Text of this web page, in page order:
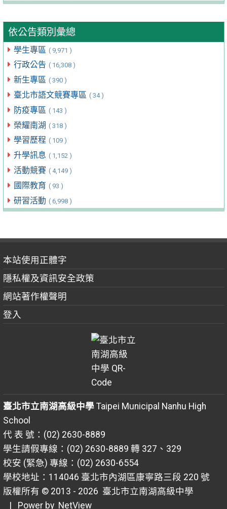
依公告類別彙總
學生專區 ( 9,971 )
行政公告 ( 16,308 )
新生專區 ( 390 )
臺北市語文競賽專區 ( 34 )
防疫專區 ( 143 )
榮耀南湖 ( 318 )
學習歷程 ( 109 )
升學訊息 ( 1,152 )
活動競賽 ( 4,149 )
國際教育 ( 93 )
研習活動 ( 6,998 )
本站使用正體字
隱私權及資訊安全政策
網站著作權聲明
登入
臺北市立南湖高級中學Taipei Municipal Nanhu High
School
代 表 號：(02) 2630-8889
學生請假專線：(02) 2630-8889 轉 327、329
校安 (緊急) 專線：(02) 2630-6554
學校地址：114046 臺北市內湖區康寧路三段 220 號
版權所有 © 2013 - 2026 臺北市立南湖高級中學
| Power by NetView